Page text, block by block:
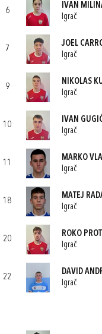
6
IVAN
Igrač
7
JOEL
Igrač
9
NIKOLAS
Igrač
10
IVAN
Igrač
11
MARKO
Igrač
18
MATEJ
Igrač
20
ROKO
Igrač
22
DAVID
Igrač